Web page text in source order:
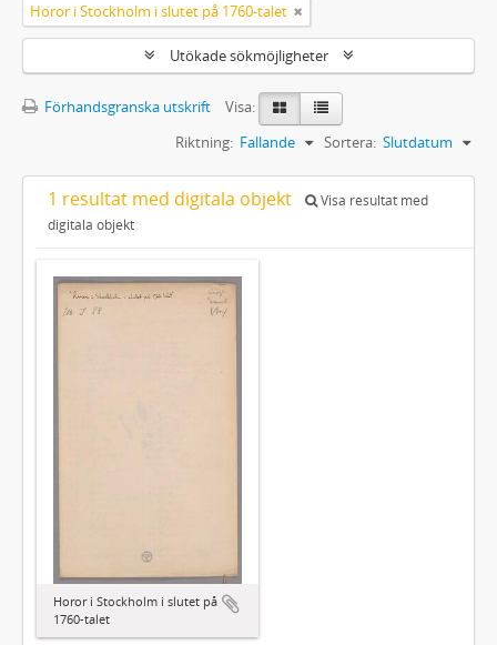
Horor i Stockholm i slutet på 1760-talet
Utökade sökmöjligheter
Förhandsgranska utskrift
Visa:
Sortera: Slutdatum
Riktning: Fallande
1 resultat med digitala objekt
Visa resultat med
digitala objekt
Horor i Stockholm i slutet på
1760-talet